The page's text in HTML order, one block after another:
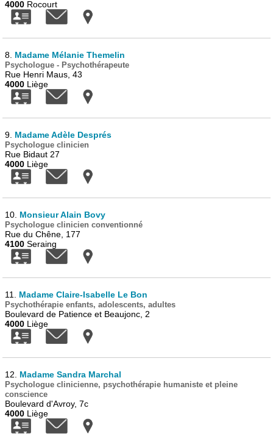
4000 Rocourt
8. Madame Mélanie Themelin
Psychologue - Psychothérapeute
Rue Henri Maus, 43
4000 Liège
9. Madame Adèle Després
Psychologue clinicien
Rue Bidaut 27
4000 Liège
10. Monsieur Alain Bovy
Psychologue clinicien conventionné
Rue du Chêne, 177
4100 Seraing
11. Madame Claire-Isabelle Le Bon
Psychothérapie enfants, adolescents, adultes
Boulevard de Patience et Beaujonc, 2
4000 Liège
12. Madame Sandra Marchal
Psychologue clinicienne, psychothérapie humaniste et pleine
conscience
Boulevard d'Avroy, 7c
4000 Liège